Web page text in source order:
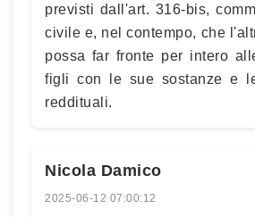
previsti dall'art. 316-bis,
civile e, nel contempo, che
possa far fronte per intero
figli con le sue sostanze e
reddituali.
Nicola Damico
2025-06-12 07:00:12